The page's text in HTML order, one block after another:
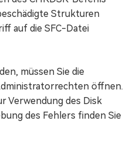
Strukturen
auf die SFC-Datei
müssen Sie die
öffnen.
Verwendung des Disk
des Fehlers finden Sie